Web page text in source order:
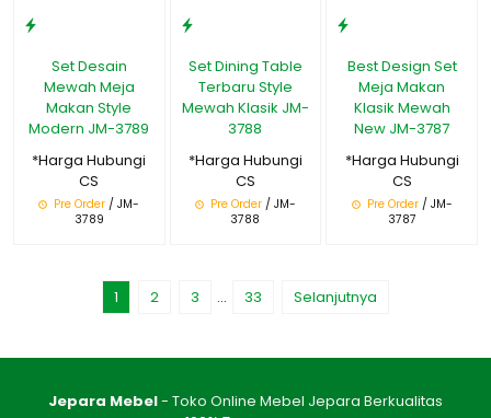
Set Desain
Mewah Meja
Makan Style
Modern JM-3789
*Harga Hubungi
CS
Pre Order / JM-
3789
Set Dining Table
Terbaru Style
Mewah Klasik JM-
3788
*Harga Hubungi
CS
Pre Order/ JM-
3788
Best Design Set
Meja Makan
Klasik Mewah
New JM-3787
*Harga Hubungi
CS
Pre Order/ JM-
3787
1 2 3 … 33 Selanjutnya
Jepara Mebel- Toko Online Mebel Jepara Berkualitas